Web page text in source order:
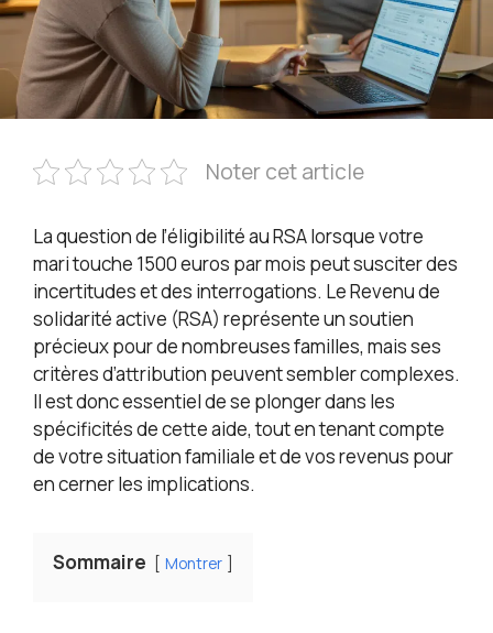
Noter cet article
La question de l’éligibilité au RSA lorsque votre
mari touche 1500 euros par mois peut susciter des
incertitudes et des interrogations. Le Revenu de
solidarité active (RSA) représente un soutien
précieux pour de nombreuses familles, mais ses
critères d’attribution peuvent sembler complexes.
Il est donc essentiel de se plonger dans les
spécificités de cette aide, tout en tenant compte
de votre situation familiale et de vos revenus pour
en cerner les implications.
Sommaire Montrer